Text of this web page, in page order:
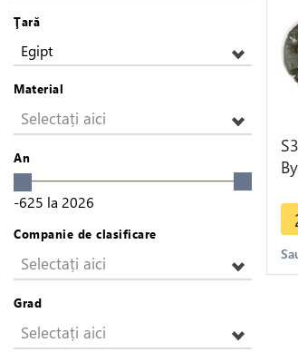
Ţară
Egipt
Material
Selectați aici
An
-625 la 2026
Companie de clasificare
Selectați aici
Grad
Selectați aici